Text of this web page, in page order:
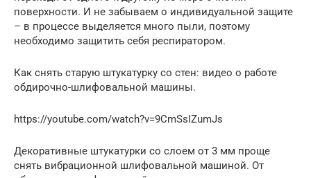
поверхности. И не забываем о индивидуальной защите
– в процессе выделяется много пыли, поэтому
необходимо защитить себя респиратором.
Как снять старую штукатурку со стен: видео о работе
обдирочно-шлифовальной машины.
https://youtube.com/watch?v=9CmSsIZumJs
Декоративные штукатурки со слоем от 3 мм проще
снять вибрационной шлифовальной машиной. От